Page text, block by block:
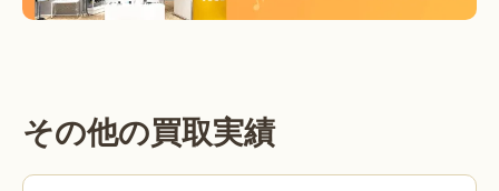
その他の買取実績